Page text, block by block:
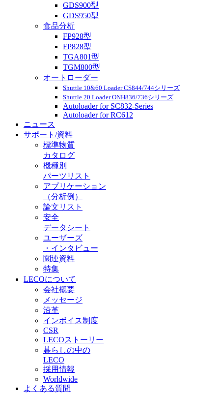
GDS900型
GDS950型
食品分析
FP928型
FP828型
TGA801型
TGM800型
オートローダー
Shuttle 10&60 Loader CS844/744シリーズ
Shuttle 20 Loader ONH836/736シリーズ
Autoloader for SC832-Series
Autoloader for RC612
ニュース
サポート/資料
標準物質
カタログ
機種別
パーツリスト
アプリケーション
（分析例）
論文リスト
安全
データシート
ユーザーズ
・インタビュー
関連資料
特集
LECOについて
会社概要
メッセージ
沿革
インボイス制度
CSR
LECOストーリー
暮らしの中の
LECO
採用情報
Worldwide
よくある質問